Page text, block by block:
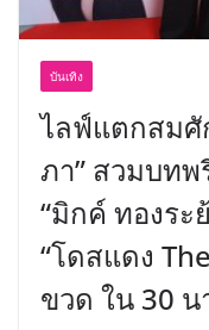
บันเทิง
ไลฟ์แตกสมศั
ภา” สวมบทพ
“มิกค์ ทองระ
“โดสแดง
ขวด ใน 30 น